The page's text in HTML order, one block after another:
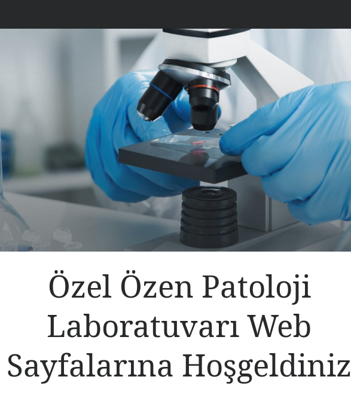
Özel Özen Patoloji
Laboratuvarı Web
Sayfalarına Hoşgeldiniz